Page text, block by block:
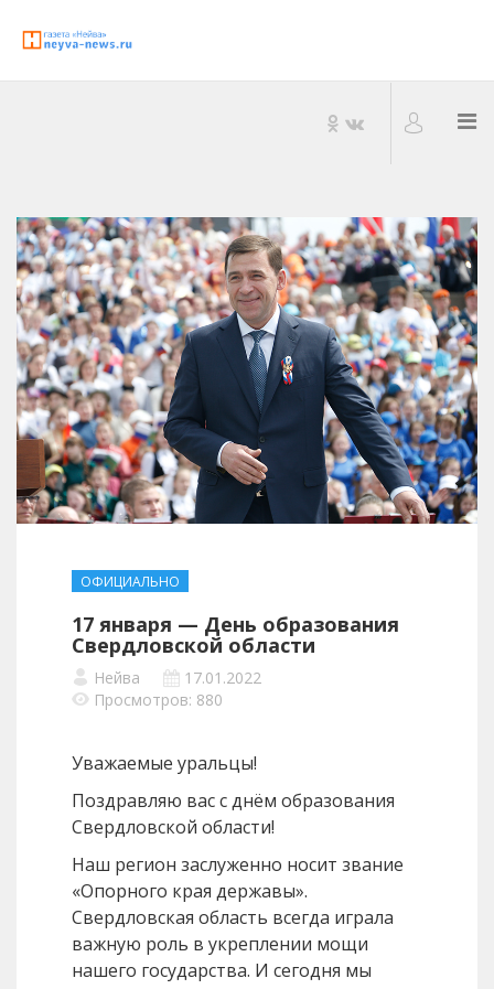
ОФИЦИАЛЬНО
17 января — День образования
Свердловской области
Нейва
17.01.2022
Просмотров: 880
Уважаемые уральцы!
Поздравляю вас с днём образования
Свердловской области!
Наш регион заслуженно носит звание
«Опорного края державы».
Свердловская область всегда играла
важную роль в укреплении мощи
нашего государства. И сегодня мы